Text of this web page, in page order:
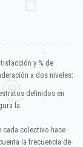
y % de
a dos niveles:
definidos en
la
cada colectivo hace
la frecuencia de